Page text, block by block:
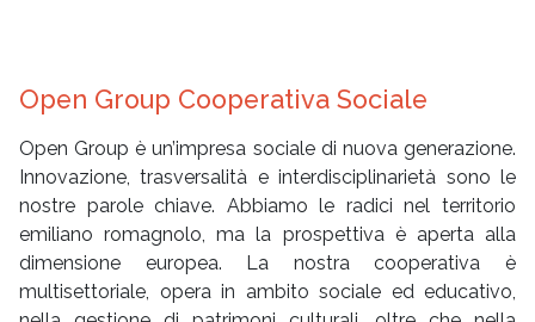
Open Group Cooperativa Sociale
Open Group è un’impresa sociale di nuova generazione.
Innovazione, trasversalità e interdisciplinarietà sono le
nostre parole chiave. Abbiamo le radici nel territorio
emiliano romagnolo, ma la prospettiva è aperta alla
dimensione europea. La nostra cooperativa è
multisettoriale, opera in ambito sociale ed educativo,